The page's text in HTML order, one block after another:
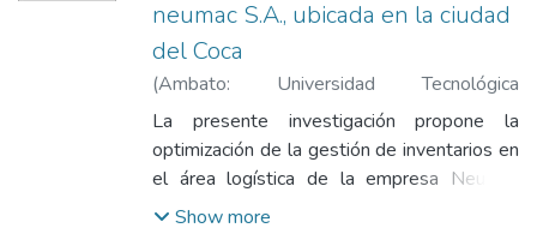
particularmente en nuestro país en los
momentos económicos - políticos que ha
atravesado en los últimos años que ha
venido limitando el desarrollo productivo,
haciéndose notoria ademas la falta de
plazas de trabajo y reducción del índice de
comercialización
neumac S.A., ubicada en la ciudad
del Coca
(Ambato: Universidad Tecnológica
Indoamérica, 2025)Burgos Afá, Mirka
Vanessa;Naranjo Mantilla, Olga Marisol
La presente investigación propone la
optimización de la gestión de inventarios en
el área logística de la empresa Neumac
S.A., sucursal El Coca, con el fin de mejorar
Show more